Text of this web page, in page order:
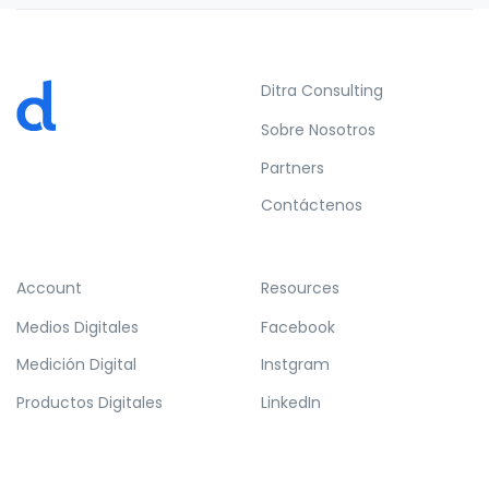
Ditra Consulting
Sobre Nosotros
Partners
Contáctenos
Account
Medios Digitales
Medición Digital
Productos Digitales
Resources
Facebook
Instgram
LinkedIn